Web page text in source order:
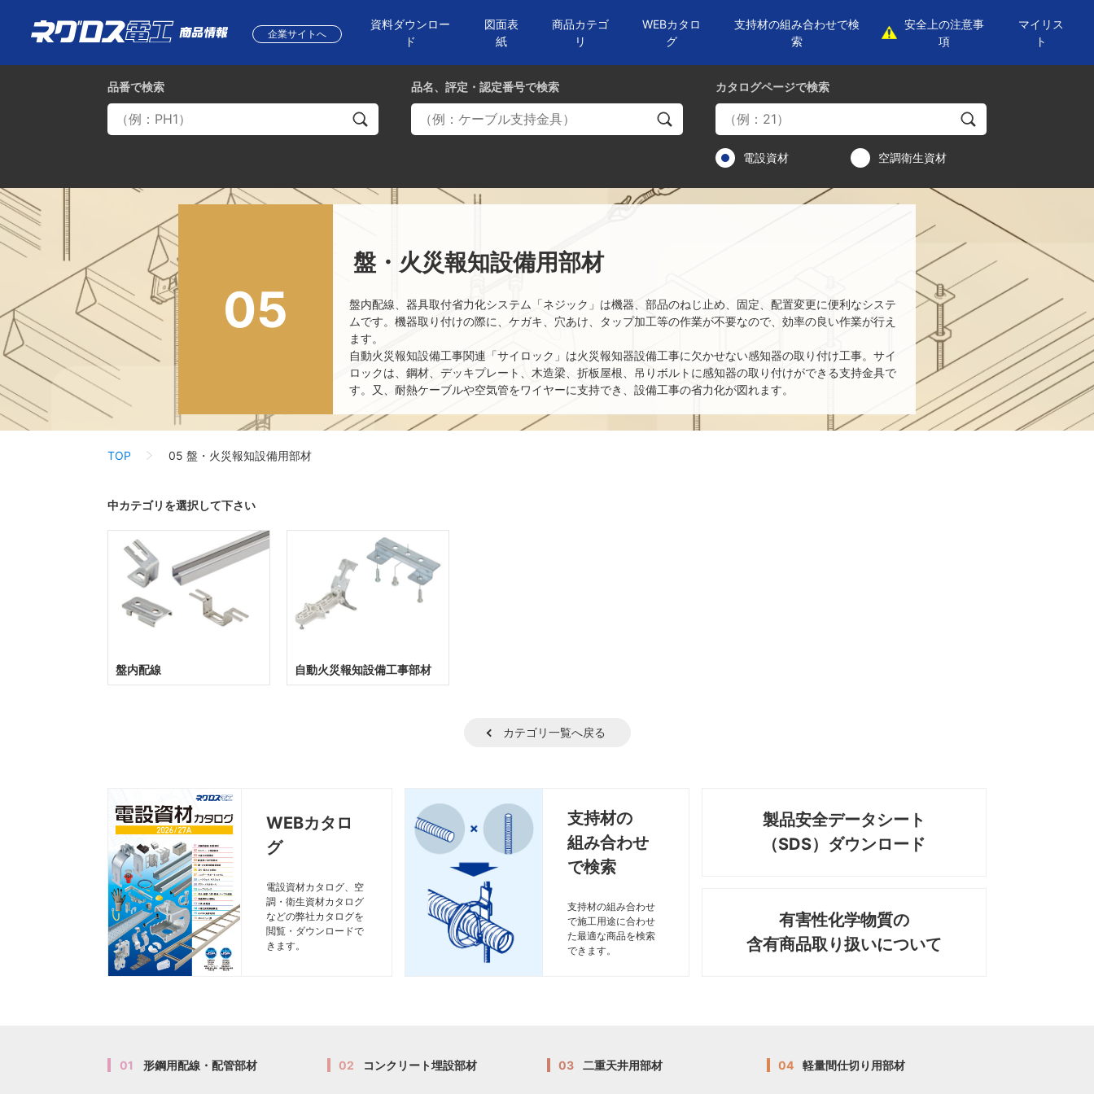
企業サイトへ
資料ダウンロー
ド
図面表
紙
商品カテゴ
リ
WEBカタロ
グ
支持材の組み合わせで検
索
安全上の注意事
項
マイリス
ト
品番で検索 カタログページで検索
電設資材 空調衛生資材
品名、評定・認定番号で検索
05
盤・火災報知設備用部材
盤内配線、器具取付省力化システム「ネジック」は機器、部品のねじ止め、固定、配置変更に便利なシステ
ムです。機器取り付けの際に、ケガキ、穴あけ、タップ加工等の作業が不要なので、効率の良い作業が行え
ます。
自動火災報知設備工事関連「サイロック」は火災報知器設備工事に欠かせない感知器の取り付け工事。サイ
ロックは、鋼材、デッキプレート、木造梁、折板屋根、吊りボルトに感知器の取り付けができる支持金具で
す。又、耐熱ケーブルや空気管をワイヤーに支持でき、設備工事の省力化が図れます。
TOP 05 盤・火災報知設備用部材
中カテゴリを選択して下さい
盤内配線 自動火災報知設備工事部材
カテゴリ一覧へ戻る
WEBカタロ
グ
電設資材カタログ、空
調・衛生資材カタログ
などの弊社カタログを
閲覧・ダウンロードで
きます。
支持材の
組み合わせ
で検索
支持材の組み合わせ
で施工用途に合わせ
た最適な商品を検索
できます。
製品安全データシート
（SDS）ダウンロード
有害性化学物質の
含有商品取り扱いについて
01 形鋼用配線・配管部材 02 コンクリート埋設部材 03 二重天井用部材 04 軽量間仕切り用部材